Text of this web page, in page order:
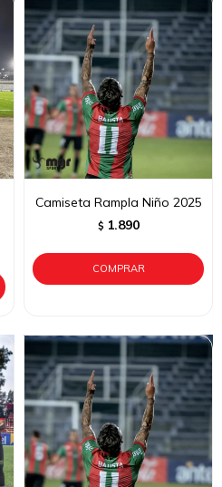
Camiseta Rampla Niño 2025
$ 1.890